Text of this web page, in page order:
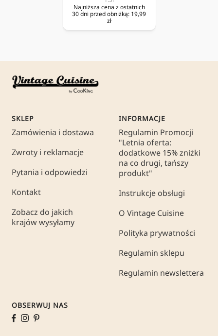
Najniższa cena z ostatnich
30 dni przed obniżką: 19,99
zł
SKLEP
Zamówienia i dostawa
Zwroty i reklamacje
Pytania i odpowiedzi
Kontakt
Zobacz do jakich
krajów wysyłamy
INFORMACJE
Regulamin Promocji
"Letnia oferta:
dodatkowe 15% zniżki
na co drugi, tańszy
produkt"
Instrukcje obsługi
O Vintage Cuisine
Polityka prywatności
Regulamin sklepu
Regulamin newslettera
OBSERWUJ NAS